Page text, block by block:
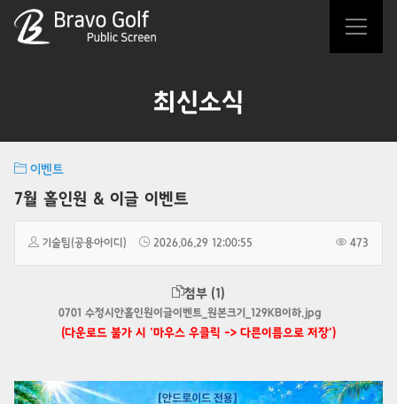
최신소식
이벤트
7월 홀인원 & 이글 이벤트
기술팀(공용아이디) 2026.06.29 12:00:55 473
첨부 (1)
0701 수정시안홀인원이글이벤트_원본크기_129KB이하.jpg
(다운로드 불가 시 '마우스 우클릭 -> 다른이름으로 저장')